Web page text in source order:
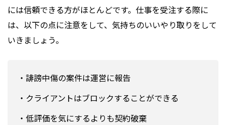
には信頼できる方がほとんどです。仕事を受注する際に
は、以下の点に注意をして、気持ちのいいやり取りをして
いきましょう。
・誹謗中傷の案件は運営に報告
・クライアントはブロックすることができる
・低評価を気にするよりも契約破棄